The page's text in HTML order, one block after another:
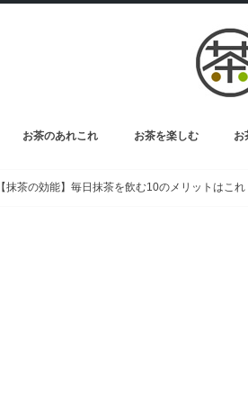
お茶のあれこれ お茶を楽しむ お
【抹茶の効能】毎日抹茶を飲む10のメリットはこれ